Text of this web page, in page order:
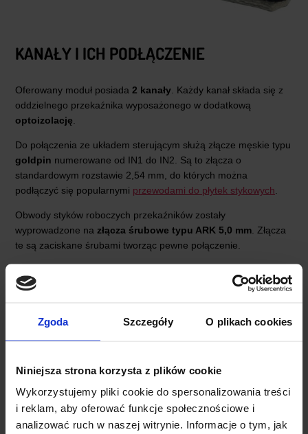
Zgoda Szczegóły O plikach cookies
Niniejsza strona korzysta z plików cookie
Wykorzystujemy pliki cookie do spersonalizowania treści
i reklam, aby oferować funkcje społecznościowe i
analizować ruch w naszej witrynie. Informacje o tym, jak
KANAŁY I ICH PODŁĄCZENIE
Oferowany moduł posiada 2 kanały . Każdy kanał składa się z
oddzielnego przekaźnika wyposażonego w dodatkową
optoizolację
Do połączenia ze układem sterującym służą złącze męskie typu
goldpin numerowane od IN1 do IN2. Są to złącza o
standardowym rozstawie 2,54 mm, do których można
podłączyć się popularnymi przewodami do płytek stykowych
Obwody styków roboczych przekaźników zostały
wyprowadzone na złącza śrubowe typu ARK 5,0 mm . Złącza
te są zaciskane śrubami tworząc pewne połączenie.
przekaźników (5V dla modułu z tej oferty) oraz sygnału
podanym na piny sterujące.